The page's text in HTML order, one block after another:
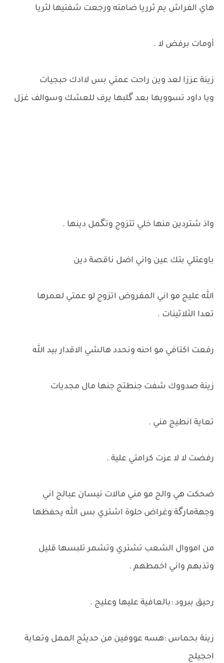
هاي الفراش يم ثرريا ضامته ورجعت شفتيها لثريا
أومات برفض لا .
زينة عززا لعد وين راحت عمتي بس لاادك حبجيات
ويا داود تسوويها بعد گلبها يرف للعشك وسوالف غزل
واذ شتردين منها خلي تتزوج وتگمل دينها .
باوعتلي بتك عين واني اضل ناقصة دين
الله عليج مو اني المفروض اتزوج لو عمتي لعمرها
تعدا الثلاثينات .
رفعت اكتافي مو احنه ونحدد هالشي الاقدار بيد الله
زينة صدووك شفت جنطتج جنها مال مجديات
تعاية انطيج مني .
رفضت لا لا عزت كرامتي علية .
ضحكت هي والج مو مني مالات نيسان عبالج اني
وجهةمارگة وغراض حلوة اشتري بس الله يحفظها
من امووال الشعب تشتري وتشمر تلبسها قليل
وتذبهم واني اخمطهم .
رحيق ببرود :بالعافية عليها وعليج .
زينة بحماس :هسه عووفين من حديثج الممل وتعاية
احجيلج